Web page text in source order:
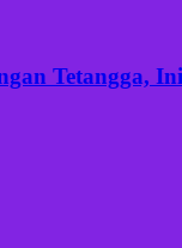
Tetangga,